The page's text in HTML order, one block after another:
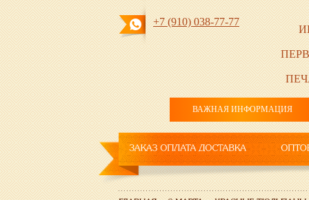
+7 (910) 038-77-77
ВАЖНАЯ ИНФОРМАЦИЯ